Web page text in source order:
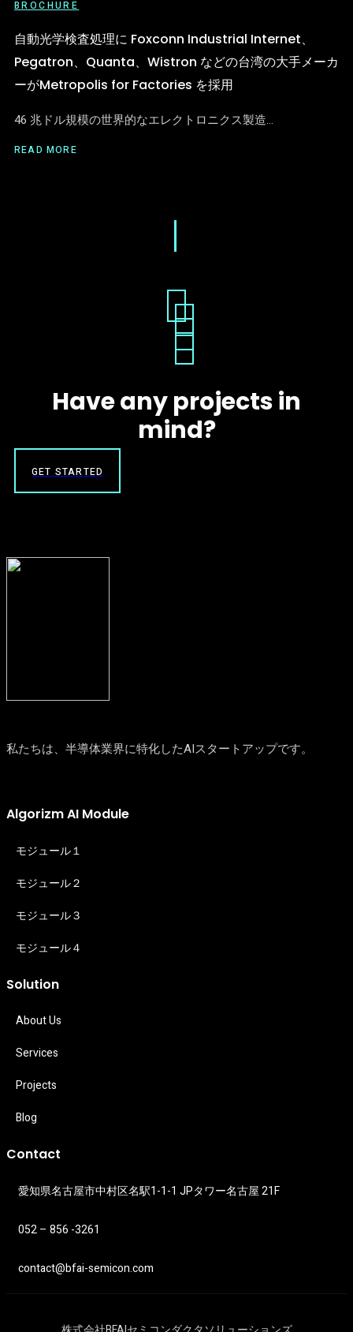
BROCHURE
自動光学検査処理に Foxconn Industrial Internet、
Pegatron、Quanta、Wistron などの台湾の大手メーカ
ーがMetropolis for Factories を採用
46 兆ドル規模の世界的なエレクトロニクス製造…
READ MORE
Have any projects in
mind?
GET STARTED
私たちは、半導体業界に特化したAIスタートアップです。
Algorizm AI Module
モジュール１
モジュール２
モジュール３
モジュール４
Solution
About Us
Services
Projects
Blog
Contact
愛知県名古屋市中村区名駅1-1-1 JPタワー名古屋 21F
052 – 856 -3261
contact@bfai-semicon.com